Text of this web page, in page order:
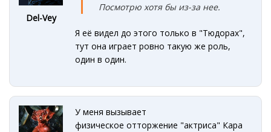
Del-Vey
Посмотрю хотя бы из-за нее.
Я её видел до этого только в "Тюдорах",
тут она играет ровно такую же роль,
один в один.
У меня вызывает
физическое отторжение "актриса" Кара